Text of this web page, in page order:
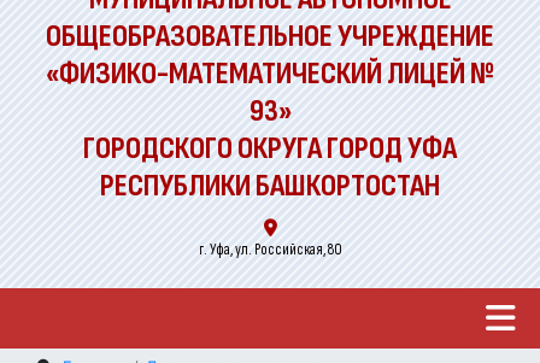
ОБЩЕОБРАЗОВАТЕЛЬНОЕ УЧРЕЖДЕНИЕ
«ФИЗИКО-МАТЕМАТИЧЕСКИЙ ЛИЦЕЙ №
93»
ГОРОДСКОГО ОКРУГА ГОРОД УФА
РЕСПУБЛИКИ БАШКОРТОСТАН
г. Уфа, ул. Российская, 80